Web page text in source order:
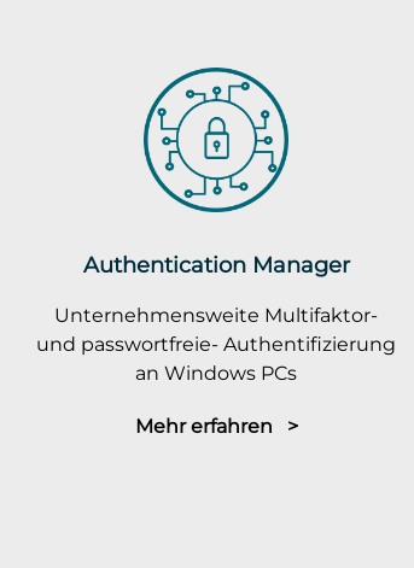
Authentication Manager
Unternehmensweite Multifaktor-
und passwortfreie- Authentifizierung
an Windows PCs
Mehr erfahren >